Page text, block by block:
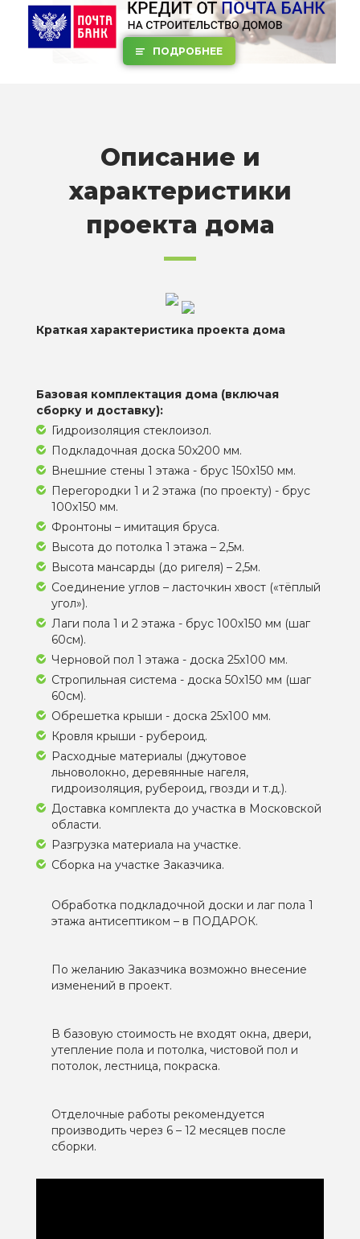
ПОДРОБНЕЕ
Описание и
характеристики
проекта дома
Краткая характеристика проекта дома
Базовая комплектация дома (включая
сборку и доставку):
Гидроизоляция стеклоизол.
Подкладочная доска 50х200 мм.
Внешние стены 1 этажа - брус 150х150 мм.
Перегородки 1 и 2 этажа (по проекту) - брус
100х150 мм.
Фронтоны – имитация бруса.
Высота до потолка 1 этажа – 2,5м.
Высота мансарды (до ригеля) – 2,5м.
Соединение углов – ласточкин хвост («тёплый
угол»).
Лаги пола 1 и 2 этажа - брус 100х150 мм (шаг
60см).
Черновой пол 1 этажа - доска 25х100 мм.
Стропильная система - доска 50х150 мм (шаг
60см).
Обрешетка крыши - доска 25х100 мм.
Кровля крыши - рубероид.
Расходные материалы (джутовое
льноволокно, деревянные нагеля,
гидроизоляция, рубероид, гвозди и т.д.).
Доставка комплекта до участка в Московской
области.
Разгрузка материала на участке.
Сборка на участке Заказчика.
Обработка подкладочной доски и лаг пола 1
этажа антисептиком – в ПОДАРОК.
По желанию Заказчика возможно внесение
изменений в проект.
В базовую стоимость не входят окна, двери,
утепление пола и потолка, чистовой пол и
потолок, лестница, покраска.
Отделочные работы рекомендуется
производить через 6 – 12 месяцев после
сборки.